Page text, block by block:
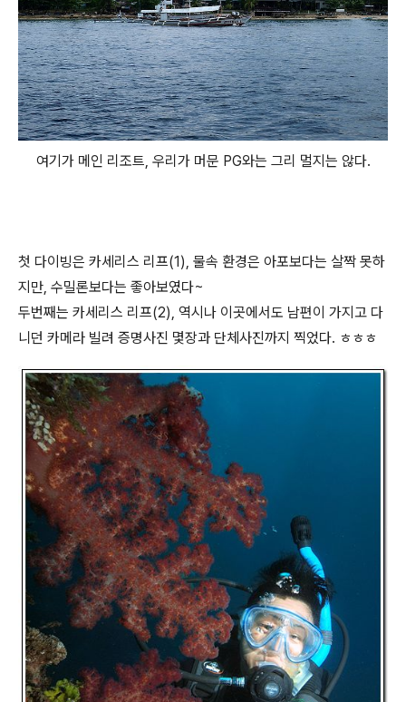
여기가 메인 리조트, 우리가 머문 PG와는 그리 멀지는 않다.
첫 다이빙은 카세리스 리프(1), 물속 환경은 아포보다는 살짝 못하
지만, 수밀론보다는 좋아보였다~
두번째는 카세리스 리프(2), 역시나 이곳에서도 남편이 가지고 다
니던 카메라 빌려 증명사진 몇장과 단체사진까지 찍었다. ㅎㅎㅎ